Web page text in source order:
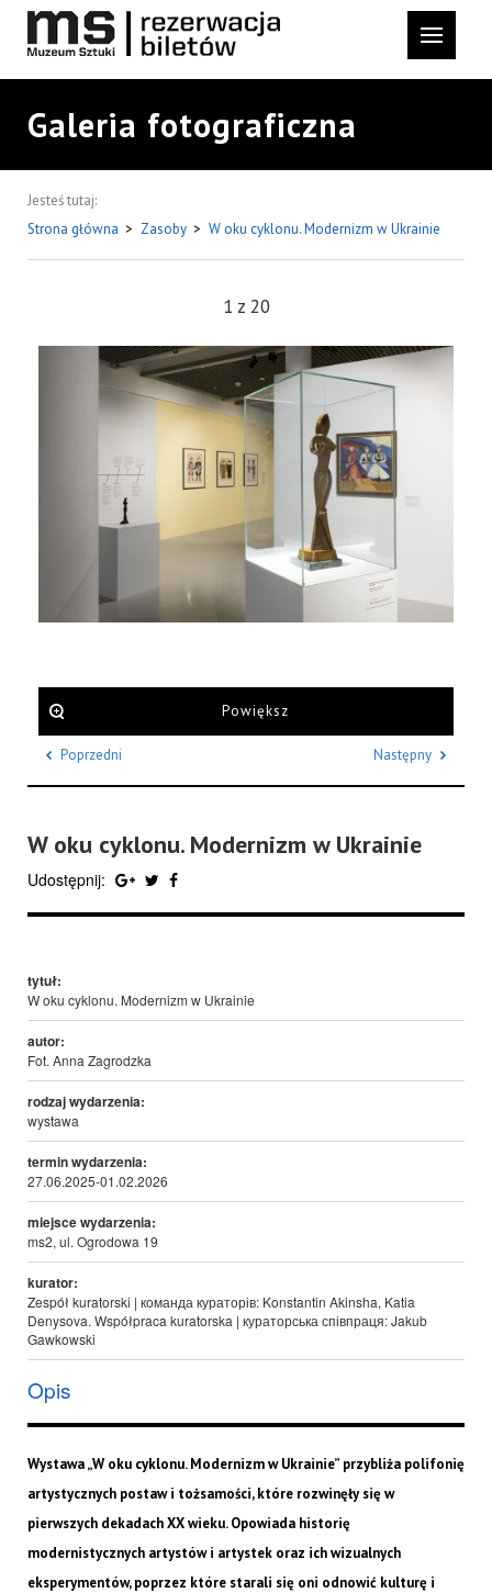
Galeria fotograficzna
Jesteś tutaj:
Strona główna > Zasoby > W oku cyklonu. Modernizm w Ukrainie
1 z 20
Powiększ
Poprzedni Następny
W oku cyklonu. Modernizm w Ukrainie
Udostępnij:
tytuł:
W oku cyklonu. Modernizm w Ukrainie
autor:
Fot. Anna Zagrodzka
rodzaj wydarzenia:
wystawa
termin wydarzenia:
27.06.2025-01.02.2026
miejsce wydarzenia:
ms2, ul. Ogrodowa 19
kurator:
Zespół kuratorski | команда кураторів: Konstantin Akinsha, Katia
Denysova. Współpraca kuratorska | кураторська співпраця: Jakub
Gawkowski
Opis
Wystawa „W oku cyklonu. Modernizm w Ukrainie” przybliża polifonię
artystycznych postaw i tożsamości, które rozwinęły się w
pierwszych dekadach XX wieku. Opowiada historię
modernistycznych artystów i artystek oraz ich wizualnych
eksperymentów, poprzez które starali się oni odnowić kulturę i